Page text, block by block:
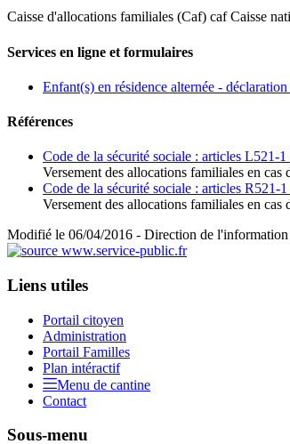
Caisse d'allocations familiales (Caf) caf Caisse
Services en ligne et formulaires
Enfant(s) en résidence alternée -
Références
Code de la sécurité sociale : articles L521-
Versement des allocations familiales en
Code de la sécurité sociale : articles R521-
Versement des allocations familiales en
Modifié le 06/04/2016 - Direction de
Liens utiles
Portail citoyen
Administration
Portail Familles
Plan intéractif
Menu de cantine
Contact
Sous-menu